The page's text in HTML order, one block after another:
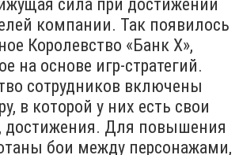
сила при достижении
компании. Так появилось
Королевство «Банк Х»,
на основе игр-стратегий.
сотрудников включены
в которой у них есть свои
достижения. Для повышения
бои между персонажами,